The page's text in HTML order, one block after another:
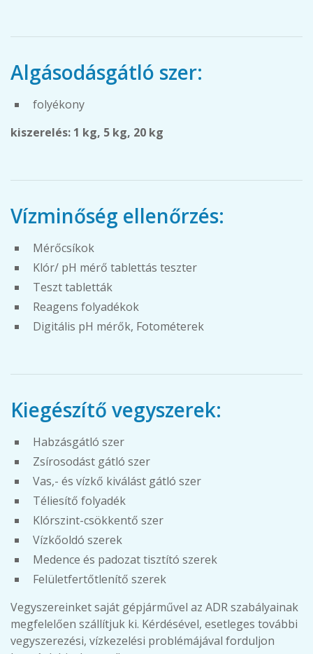
Algásodásgátló szer:
folyékony
kiszerelés: 1 kg, 5 kg, 20 kg
Vízminőség ellenőrzés:
Mérőcsíkok
Klór/ pH mérő tablettás teszter
Teszt tabletták
Reagens folyadékok
Digitális pH mérők, Fotométerek
Kiegészítő vegyszerek:
Habzásgátló szer
Zsírosodást gátló szer
Vas,- és vízkő kiválást gátló szer
Téliesítő folyadék
Klórszint-csökkentő szer
Vízkőoldó szerek
Medence és padozat tisztító szerek
Felületfertőtlenítő szerek
Vegyszereinket saját gépjárművel az ADR szabályainak
megfelelően szállítjuk ki. Kérdésével, esetleges további
vegyszerezési, vízkezelési problémájával forduljon